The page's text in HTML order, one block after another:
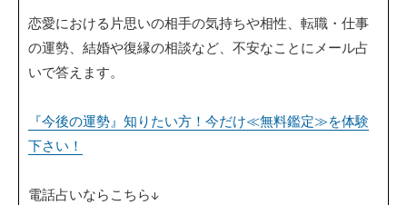
恋愛における片思いの相手の気持ちや相性、転職・仕事
の運勢、結婚や復縁の相談など、不安なことにメール占
いで答えます。
『今後の運勢』知りたい方！今だけ≪無料鑑定≫を体験
下さい！
電話占いならこちら↓